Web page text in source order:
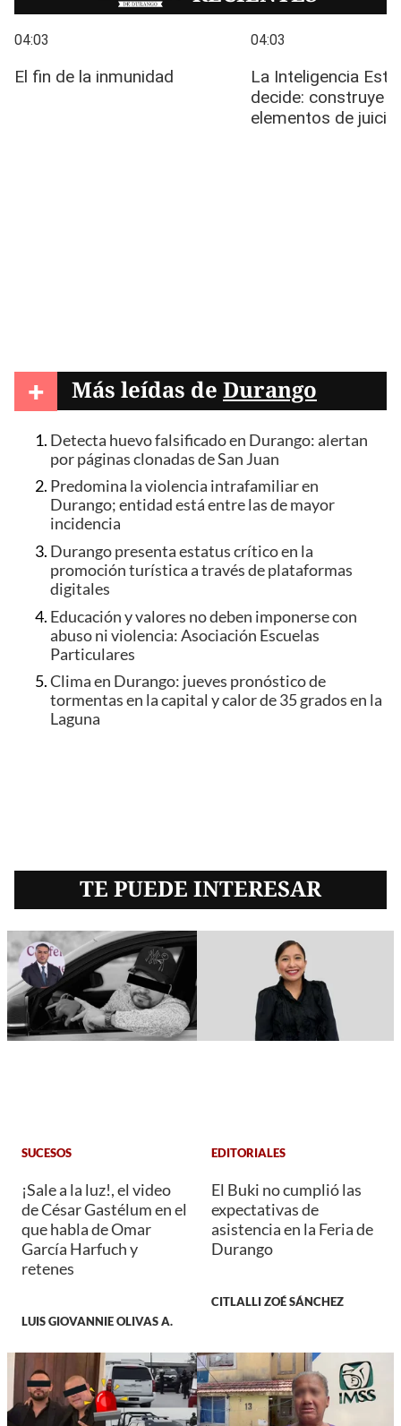
+ Más leídas de Durango
Detecta huevo falsificado en Durango: alertan
por páginas clonadas de San Juan
Predomina la violencia intrafamiliar en
Durango; entidad está entre las de mayor
incidencia
Durango presenta estatus crítico en la
promoción turística a través de plataformas
digitales
Educación y valores no deben imponerse con
abuso ni violencia: Asociación Escuelas
Particulares
Clima en Durango: jueves pronóstico de
tormentas en la capital y calor de 35 grados en la
Laguna
TE PUEDE INTERESAR
SUCESOS
¡Sale a la luz!, el video
de César Gastélum en el
que habla de Omar
García Harfuch y
retenes
LUIS GIOVANNIE OLIVAS A.
EDITORIALES
El Buki no cumplió las
expectativas de
asistencia en la Feria de
Durango
CITLALLI ZOÉ SÁNCHEZ